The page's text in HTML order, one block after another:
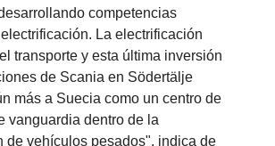
competencias
La electrificación
transporte y esta última inversión
de Scania en Södertälje
más a Suecia como un centro de
vanguardia dentro de la
de vehículos pesados", indica de